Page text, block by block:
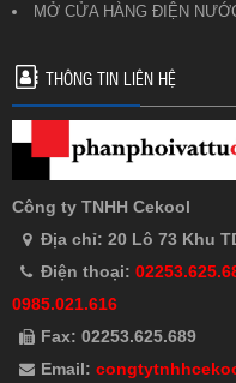
MỞ CỬA HÀNG ĐIỆN
THÔNG TIN LIÊN HỆ
Công ty TNHH Cekool
Địa chỉ: 20 Lô 73 Khu
Điện thoại:
0985.021.616
Fax: 02253.625.689
Email: